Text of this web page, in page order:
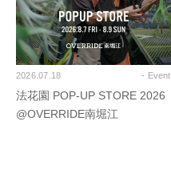
2026.07.18 - Event
法花園 POP-UP STORE 2026
@OVERRIDE南堀江